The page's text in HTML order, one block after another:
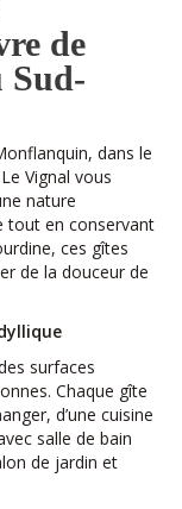
de
Sud-
dans le
Vignal vous
nature
tout en conservant
ces gîtes
de la douceur de
surfaces
Chaque gîte
d’une cuisine
salle de bain
de jardin et